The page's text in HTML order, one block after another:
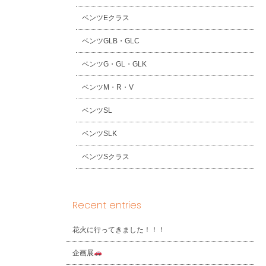
ベンツEクラス
ベンツGLB・GLC
ベンツG・GL・GLK
ベンツM・R・V
ベンツSL
ベンツSLK
ベンツSクラス
Recent entries
花火に行ってきました！！！
企画展